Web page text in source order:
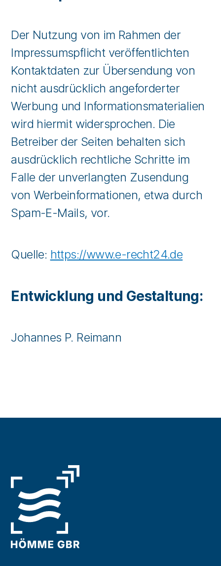
Der Nutzung von im Rahmen der
Impressumspflicht veröffentlichten
Kontaktdaten zur Übersendung von
nicht ausdrücklich angeforderter
Werbung und Informationsmaterialien
wird hiermit widersprochen. Die
Betreiber der Seiten behalten sich
ausdrücklich rechtliche Schritte im
Falle der unverlangten Zusendung
von Werbeinformationen, etwa durch
Spam-E-Mails, vor.
Quelle: https://www.e-recht24.de
Entwicklung und Gestaltung:
Johannes P. Reimann